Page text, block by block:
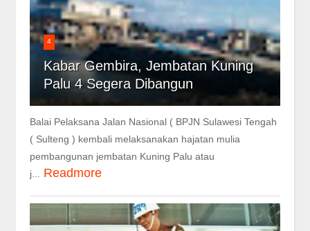
4
Kabar Gembira, Jembatan Kuning
Palu 4 Segera Dibangun
Balai Pelaksana Jalan Nasional ( BPJN Sulawesi Tengah
( Sulteng ) kembali melaksanakan hajatan mulia
pembangunan jembatan Kuning Palu atau
j...
Readmore